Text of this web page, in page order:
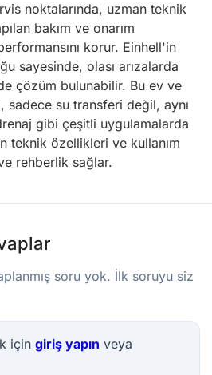
noktalarında, uzman teknik
bakım ve onarım
korur. Einhell'in
sayesinde, olası arızalarda
çözüm bulunabilir. Bu ev ve
sadece su transferi değil, aynı
gibi çeşitli uygulamalarda
teknik özellikleri ve kullanım
rehberlik sağlar.
soru yok. İlk soruyu siz
için giriş yapın veya